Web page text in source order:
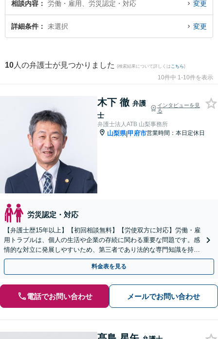
『山梨県で土日や夜間に発生した労災認定・対応のトラブルを今すぐに弁護士
に相談したい』『労災認定・対応のトラブル解決の実績豊富な近くの弁護士を
検索したい』『初回相談無料で労災認定・対応を法律相談できる山梨県内の弁
相談内容 労働・雇用、労災認定・対応 変更
詳細条件 未選択 変更
10 人の弁護士が見つかりました (検索結果について詳しくは こちら)
10件中 1-10件を表示
木下 徹 弁護
士
インタビューを見
る
弁護士法人ATB 山梨事務所
山梨県|甲府市営業時間：本日定休日
労災認定・対応
【弁護士歴15年以上】【初回相談無料】【労使双方に対応】労働・雇
用トラブルは、個人の生活や企業の存続に関わる重要な問題です。感
情的な対立に発展しやすいため、第三者であり法的な専門知識を持つ
弁護士の介入が欠かせません。ぜひご相談ください。
料金表を見る
電話でお問い合わせ メールでお問い合わせ